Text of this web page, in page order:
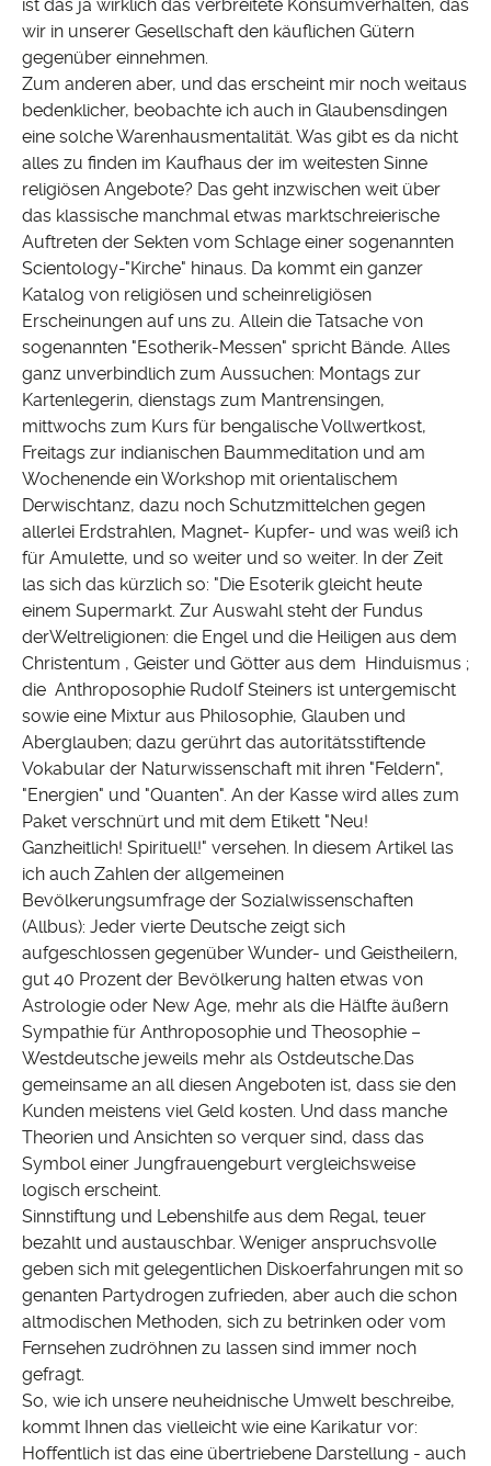
ist das ja wirklich das verbreitete Konsumverhalten, das
wir in unserer Gesellschaft den käuflichen Gütern
gegenüber einnehmen.
Zum anderen aber, und das erscheint mir noch weitaus
bedenklicher, beobachte ich auch in Glaubensdingen
eine solche Warenhausmentalität. Was gibt es da nicht
alles zu finden im Kaufhaus der im weitesten Sinne
religiösen Angebote? Das geht inzwischen weit über
das klassische manchmal etwas marktschreierische
Auftreten der Sekten vom Schlage einer sogenannten
Scientology-"Kirche" hinaus. Da kommt ein ganzer
Katalog von religiösen und scheinreligiösen
Erscheinungen auf uns zu. Allein die Tatsache von
sogenannten "Esotherik-Messen" spricht Bände. Alles
ganz unverbindlich zum Aussuchen: Montags zur
Kartenlegerin, dienstags zum Mantrensingen,
mittwochs zum Kurs für bengalische Vollwertkost,
Freitags zur indianischen Baummeditation und am
Wochenende ein Workshop mit orientalischem
Derwischtanz, dazu noch Schutzmittelchen gegen
allerlei Erdstrahlen, Magnet- Kupfer- und was weiß ich
für Amulette, und so weiter und so weiter. In der Zeit
las sich das kürzlich so: "Die Esoterik gleicht heute
einem Supermarkt. Zur Auswahl steht der Fundus
derWeltreligionen: die Engel und die Heiligen aus dem
Christentum , Geister und Götter aus dem Hinduismus ;
die Anthroposophie Rudolf Steiners ist untergemischt
sowie eine Mixtur aus Philosophie, Glauben und
Aberglauben; dazu gerührt das autoritätsstiftende
Vokabular der Naturwissenschaft mit ihren "Feldern",
"Energien" und "Quanten". An der Kasse wird alles zum
Paket verschnürt und mit dem Etikett "Neu!
Ganzheitlich! Spirituell!" versehen. In diesem Artikel las
ich auch Zahlen der allgemeinen
Bevölkerungsumfrage der Sozialwissenschaften
(Allbus): Jeder vierte Deutsche zeigt sich
aufgeschlossen gegenüber Wunder- und Geistheilern,
gut 40 Prozent der Bevölkerung halten etwas von
Astrologie oder New Age, mehr als die Hälfte äußern
Sympathie für Anthroposophie und Theosophie –
Westdeutsche jeweils mehr als Ostdeutsche.Das
gemeinsame an all diesen Angeboten ist, dass sie den
Kunden meistens viel Geld kosten. Und dass manche
Theorien und Ansichten so verquer sind, dass das
Symbol einer Jungfrauengeburt vergleichsweise
logisch erscheint.
Sinnstiftung und Lebenshilfe aus dem Regal, teuer
bezahlt und austauschbar. Weniger anspruchsvolle
geben sich mit gelegentlichen Diskoerfahrungen mit so
genanten Partydrogen zufrieden, aber auch die schon
altmodischen Methoden, sich zu betrinken oder vom
Fernsehen zudröhnen zu lassen sind immer noch
gefragt.
So, wie ich unsere neuheidnische Umwelt beschreibe,
kommt Ihnen das vielleicht wie eine Karikatur vor:
Hoffentlich ist das eine übertriebene Darstellung - auch